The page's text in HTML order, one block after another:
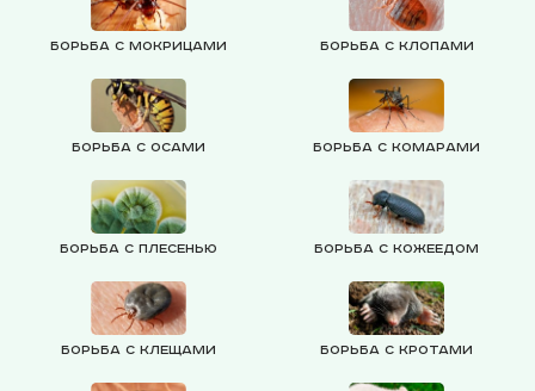
Борьба с мокрицами Борьба с клопами
Борьба с осами Борьба с комарами
Борьба с плесенью Борьба с кожеедом
Борьба с клещами Борьба с кротами